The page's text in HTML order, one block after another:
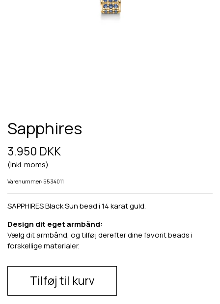
Sapphires
3.950 DKK
(inkl. moms)
Varenummer: 5534011
SAPPHIRES Black Sun bead i 14 karat guld.
Design dit eget armbånd:
Vælg dit armbånd, og tilføj derefter dine favorit beads i
forskellige materialer.
Tilføj til kurv